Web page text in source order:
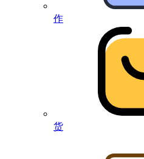
作
货